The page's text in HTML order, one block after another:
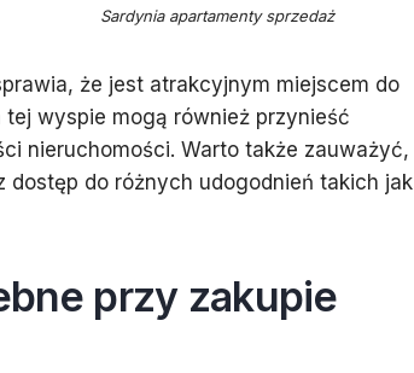
Sardynia apartamenty sprzedaż
że jest atrakcyjnym miejscem do
wyspie mogą również przynieść
nieruchomości. Warto także zauważyć,
dostęp do różnych udogodnień takich jak
przy zakupie